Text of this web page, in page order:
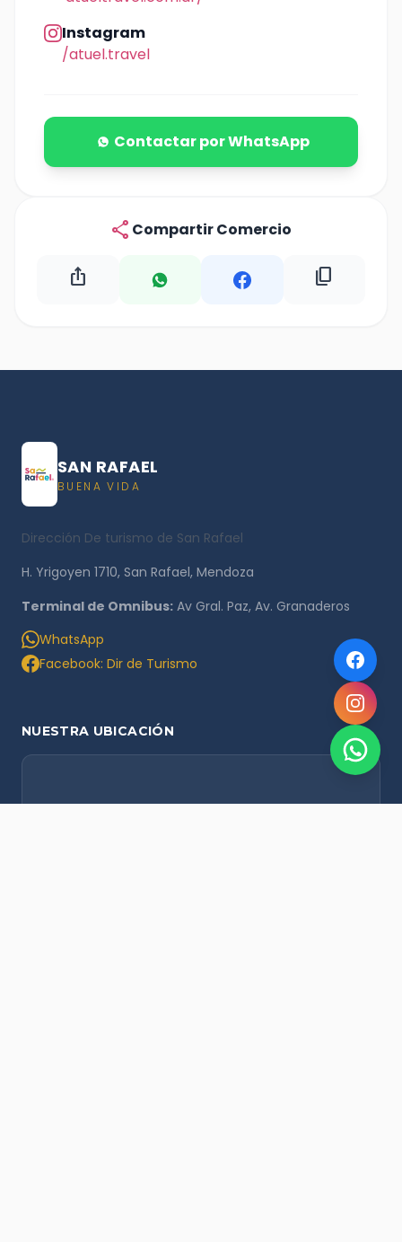
Instagram
/atuel.travel
Contactar por WhatsApp
share Compartir Comercio
ios_share content_copy
SAN RAFAEL
BUENA VIDA
Dirección De turismo de San Rafael
H. Yrigoyen 1710, San Rafael, Mendoza
Terminal de Omnibus: Av Gral. Paz, Av. Granaderos
WhatsApp
Facebook: Dir de Turismo
NUESTRA UBICACIÓN